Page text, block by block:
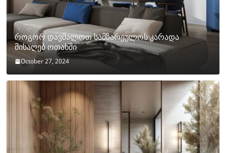
როგორ დავმალოთ სამზარეულოს კარადა
მისაღებ ოთახში
October 27, 2024